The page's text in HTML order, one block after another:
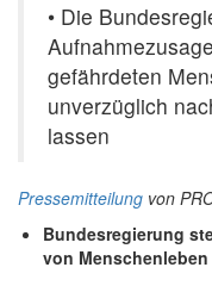
• Die
gefährdeten
unverzüglich
lassen
Pressemitteilung von
Bundesregierung
von Menschenleben